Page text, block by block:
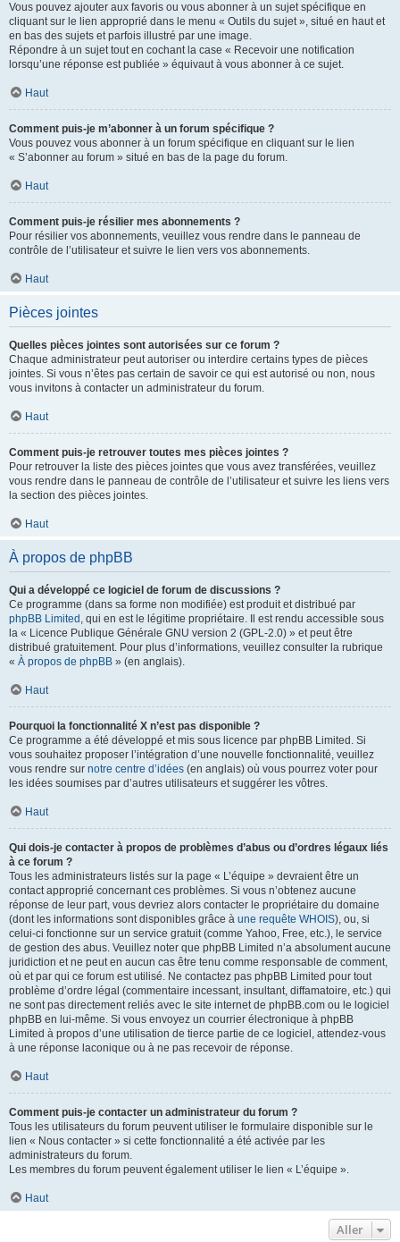
Vous pouvez ajouter aux favoris ou vous abonner à un sujet spécifique en
cliquant sur le lien approprié dans le menu « Outils du sujet », situé en haut et
en bas des sujets et parfois illustré par une image.
Répondre à un sujet tout en cochant la case « Recevoir une notification
lorsqu’une réponse est publiée » équivaut à vous abonner à ce sujet.
Haut
Comment puis-je m’abonner à un forum spécifique ?
Vous pouvez vous abonner à un forum spécifique en cliquant sur le lien
« S’abonner au forum » situé en bas de la page du forum.
Haut
Comment puis-je résilier mes abonnements ?
Pour résilier vos abonnements, veuillez vous rendre dans le panneau de
contrôle de l’utilisateur et suivre le lien vers vos abonnements.
Haut
Pièces jointes
Quelles pièces jointes sont autorisées sur ce forum ?
Chaque administrateur peut autoriser ou interdire certains types de pièces
jointes. Si vous n’êtes pas certain de savoir ce qui est autorisé ou non, nous
vous invitons à contacter un administrateur du forum.
Haut
Comment puis-je retrouver toutes mes pièces jointes ?
Pour retrouver la liste des pièces jointes que vous avez transférées, veuillez
vous rendre dans le panneau de contrôle de l’utilisateur et suivre les liens vers
la section des pièces jointes.
Haut
À propos de phpBB
Qui a développé ce logiciel de forum de discussions ?
Ce programme (dans sa forme non modifiée) est produit et distribué par
phpBB Limited , qui en est le légitime propriétaire. Il est rendu accessible sous
la « Licence Publique Générale GNU version 2 (GPL-2.0) » et peut être
distribué gratuitement. Pour plus d’informations, veuillez consulter la rubrique
« À propos de phpBB » (en anglais).
Haut
Pourquoi la fonctionnalité X n’est pas disponible ?
Ce programme a été développé et mis sous licence par phpBB Limited. Si
vous souhaitez proposer l’intégration d’une nouvelle fonctionnalité, veuillez
vous rendre sur notre centre d’idées (en anglais) où vous pourrez voter pour
les idées soumises par d’autres utilisateurs et suggérer les vôtres.
Haut
Qui dois-je contacter à propos de problèmes d’abus ou d’ordres légaux liés
à ce forum ?
Tous les administrateurs listés sur la page « L’équipe » devraient être un
contact approprié concernant ces problèmes. Si vous n’obtenez aucune
réponse de leur part, vous devriez alors contacter le propriétaire du domaine
(dont les informations sont disponibles grâce à une requête WHOIS), ou, si
celui-ci fonctionne sur un service gratuit (comme Yahoo, Free, etc.), le service
de gestion des abus. Veuillez noter que phpBB Limited n’a absolument aucune
juridiction et ne peut en aucun cas être tenu comme responsable de comment,
où et par qui ce forum est utilisé. Ne contactez pas phpBB Limited pour tout
problème d’ordre légal (commentaire incessant, insultant, diffamatoire, etc.) qui
ne sont pas directement reliés avec le site internet de phpBB.com ou le logiciel
phpBB en lui-même. Si vous envoyez un courrier électronique à phpBB
Limited à propos d’une utilisation de tierce partie de ce logiciel, attendez-vous
à une réponse laconique ou à ne pas recevoir de réponse.
Haut
Comment puis-je contacter un administrateur du forum ?
Tous les utilisateurs du forum peuvent utiliser le formulaire disponible sur le
lien « Nous contacter » si cette fonctionnalité a été activée par les
administrateurs du forum.
Les membres du forum peuvent également utiliser le lien « L’équipe ».
Haut
Aller